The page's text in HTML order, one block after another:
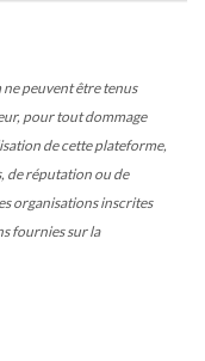
peuvent être tenus
pour tout dommage
de cette plateforme,
de réputation ou de
organisations inscrites
fournies sur la